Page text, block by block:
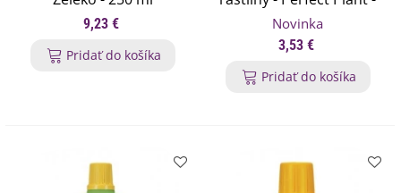
9,23 €
Pridať do košíka
200 ml + 50 ml zadarmo
Novinka
3,53 €
Pridať do košíka